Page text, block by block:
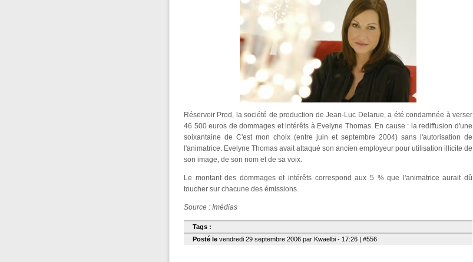
Réservoir Prod, la société de production de Jean-Luc Delarue, a été condamnée à verser
46 500 euros de dommages et intérêts à Evelyne Thomas. En cause : la rediffusion d'une
soixantaine de C'est mon choix (entre juin et septembre 2004) sans l'autorisation de
l'animatrice. Evelyne Thomas avait attaqué son ancien employeur pour utilisation illicite de
son image, de son nom et de sa voix.
Le montant des dommages et intérêts correspond aux 5 % que l'animatrice aurait dû
toucher sur chacune des émissions.
Source : Imédias
Tags :
Posté le vendredi 29 septembre 2006 par Kwaelbi - 17:26 | #556